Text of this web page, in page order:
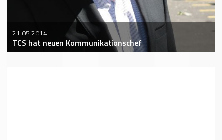
21.05.2014
TCS hat neuen Kommunikationschef